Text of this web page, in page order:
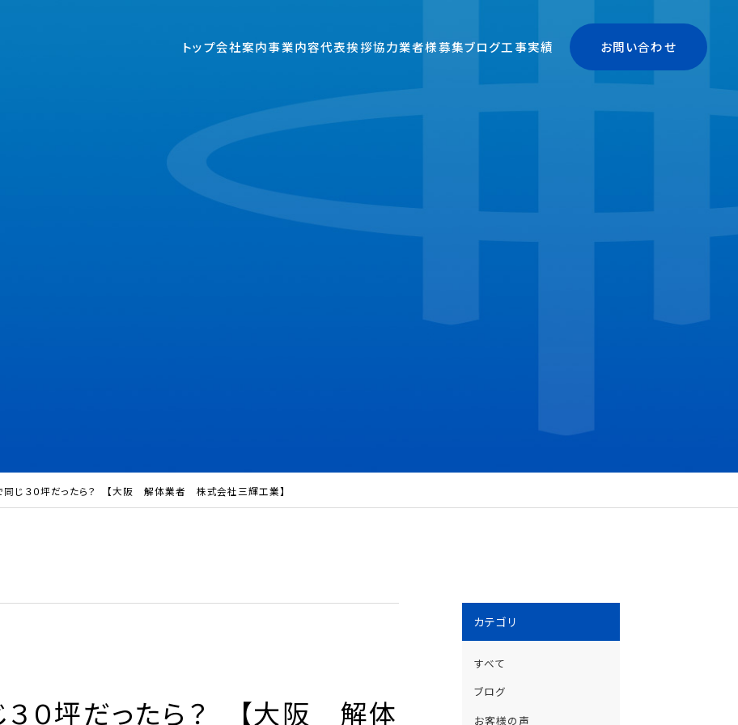
トップ会社案内事業内容代表挨拶協力業者様募集ブログ工事実績 お問い合わせ
同じ３０坪だったら？ 【大阪 解体業者 株式会社三輝工業】
３０坪だったら？ 【大阪 解体
カテゴリ
すべて
ブログ
お客様の声